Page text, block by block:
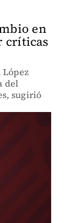
en
críticas
del
sugirió